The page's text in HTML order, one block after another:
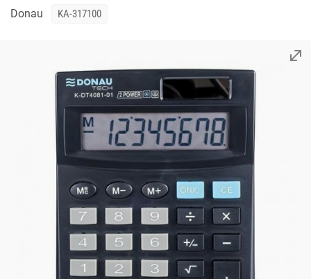
Donau KA-317100